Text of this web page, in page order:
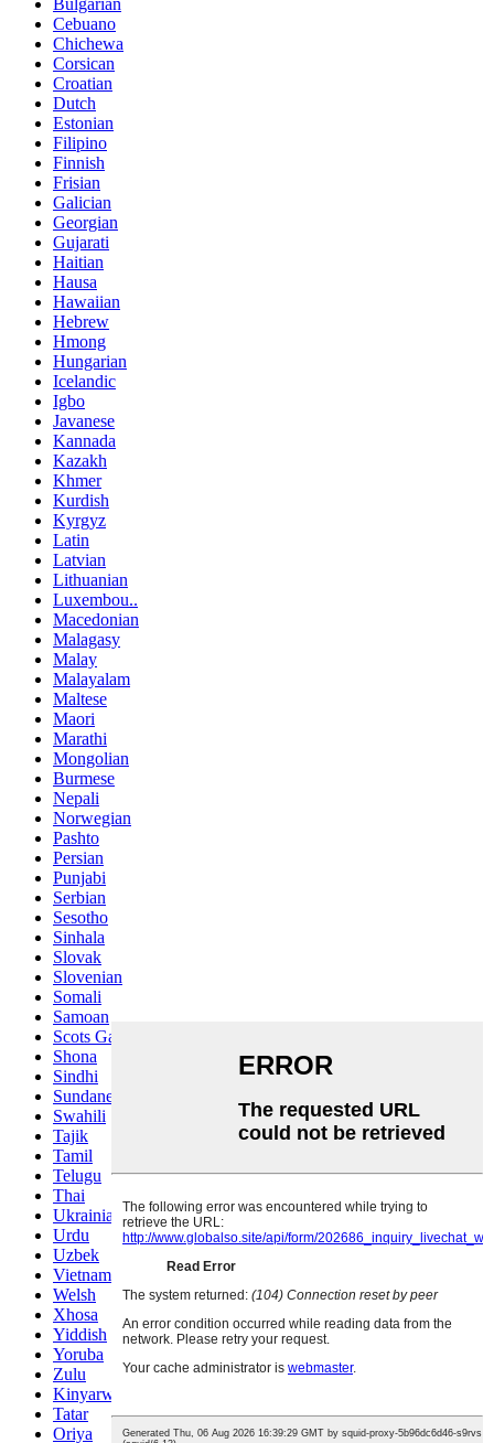
Cebuano
Chichewa
Corsican
Croatian
Dutch
Estonian
Filipino
Finnish
Frisian
Galician
Georgian
Gujarati
Haitian
Hausa
Hawaiian
Hebrew
Hmong
Hungarian
Icelandic
Igbo
Javanese
Kannada
Kazakh
Khmer
Kurdish
Kyrgyz
Latin
Latvian
Lithuanian
Luxembou..
Macedonian
Malagasy
Malay
Malayalam
Maltese
Maori
Marathi
Mongolian
Burmese
Nepali
Norwegian
Pashto
Persian
Punjabi
Serbian
Sesotho
Sinhala
Slovak
Slovenian
Somali
Samoan
Scots Gaelic
Shona
Sindhi
Sundanese
Swahili
Tajik
Tamil
Telugu
Thai
Ukrainian
Urdu
Uzbek
Vietnamese
Welsh
Xhosa
Yiddish
Yoruba
Zulu
Kinyarwanda
Tatar
Oriya